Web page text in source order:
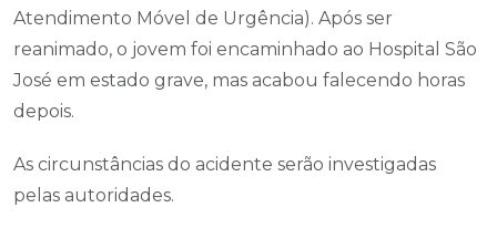
Atendimento Móvel de Urgência). Após ser
reanimado, o jovem foi encaminhado ao Hospital São
José em estado grave, mas acabou falecendo horas
depois.
As circunstâncias do acidente serão investigadas
pelas autoridades.